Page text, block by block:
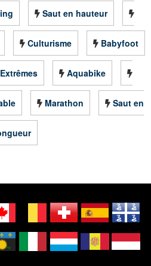
Saut en hauteur
Culturisme Babyfoot
Aquabike
Marathon Saut en